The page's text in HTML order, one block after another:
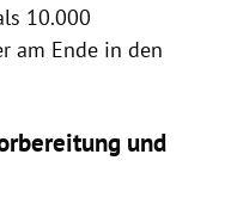
10.000
am Ende in den
und